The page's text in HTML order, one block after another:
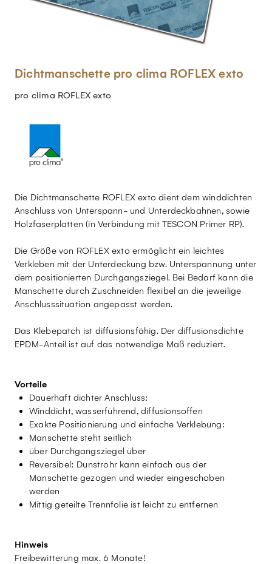
Dichtmanschette pro clima ROFLEX exto
pro clima ROFLEX exto
Die Dichtmanschette ROFLEX exto dient dem winddichten
Anschluss von Unterspann- und Unterdeckbahnen, sowie
Holzfaserplatten (in Verbindung mit TESCON Primer RP).
Die Größe von ROFLEX exto ermöglicht ein leichtes
Verkleben mit der Unterdeckung bzw. Unterspannung unter
dem positionierten Durchgangsziegel. Bei Bedarf kann die
Manschette durch Zuschneiden flexibel an die jeweilige
Anschlusssituation angepasst werden.
Das Klebepatch ist diffusionsfähig. Der diffusionsdichte
EPDM-Anteil ist auf das notwendige Maß reduziert.
Vorteile
Dauerhaft dichter Anschluss:
Winddicht, wasserführend, diffusionsoffen
Exakte Positionierung und einfache Verklebung:
Manschette steht seitlich
über Durchgangsziegel über
Reversibel: Dunstrohr kann einfach aus der
Manschette gezogen und wieder eingeschoben
werden
Mittig geteilte Trennfolie ist leicht zu entfernen
Hinweis
Freibewitterung max. 6 Monate!